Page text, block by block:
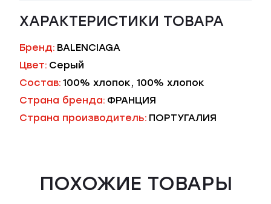
ХАРАКТЕРИСТИКИ ТОВАРА
Бренд: BALENCIAGA
Цвет: Серый
Состав: 100% хлопок, 100% хлопок
Страна бренда: ФРАНЦИЯ
Страна производитель: ПОРТУГАЛИЯ
ПОХОЖИЕ ТОВАРЫ